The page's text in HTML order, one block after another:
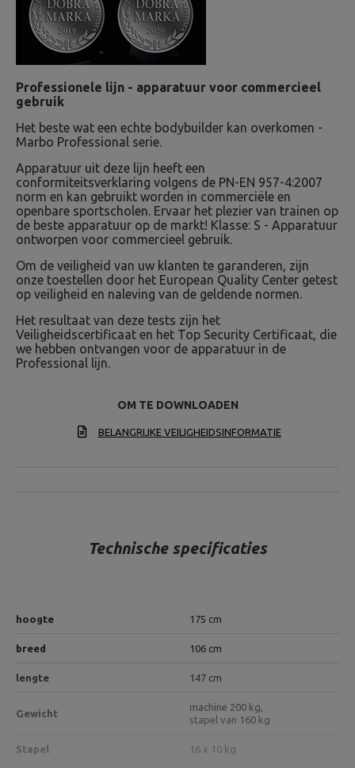
Professionele lijn - apparatuur voor commercieel
gebruik
Het beste wat een echte bodybuilder kan overkomen -
Marbo Professional serie.
Apparatuur uit deze lijn heeft een
conformiteitsverklaring volgens de PN-EN 957-4:2007
norm en kan gebruikt worden in commerciële en
openbare sportscholen. Ervaar het plezier van trainen op
de beste apparatuur op de markt! Klasse: S - Apparatuur
ontworpen voor commercieel gebruik.
Om de veiligheid van uw klanten te garanderen, zijn
onze toestellen door het European Quality Center getest
op veiligheid en naleving van de geldende normen.
Het resultaat van deze tests zijn het
Veiligheidscertificaat en het Top Security Certificaat, die
we hebben ontvangen voor de apparatuur in de
Professional lijn.
OM TE DOWNLOADEN
BELANGRIJKE VEILIGHEIDSINFORMATIE
Technische specificaties
hoogte 175 cm
breed 106 cm
lengte 147 cm
Gewicht
machine 200 kg,
stapel van 160 kg
Stapel 16 x 10 kg